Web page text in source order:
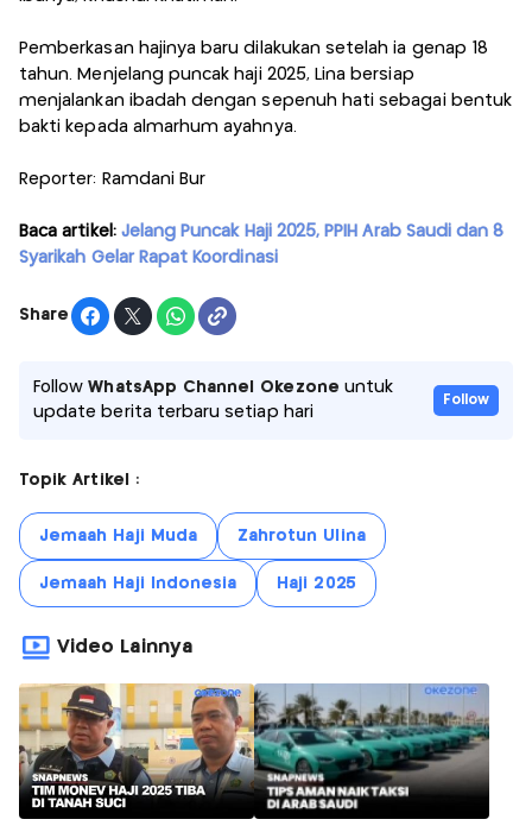
Pemberkasan hajinya baru dilakukan setelah ia genap 18
tahun. Menjelang puncak haji 2025, Lina bersiap
menjalankan ibadah dengan sepenuh hati sebagai bentuk
bakti kepada almarhum ayahnya.
Reporter: Ramdani Bur
Baca artikel: Jelang Puncak Haji 2025, PPIH Arab Saudi dan 8
Syarikah Gelar Rapat Koordinasi
Share
FollowWhatsApp Channel Okezone untuk
update berita terbaru setiap hari
Follow
Topik Artikel :
Jemaah Haji Muda Zahrotun Ulina
Jemaah Haji Indonesia Haji 2025
Video Lainnya